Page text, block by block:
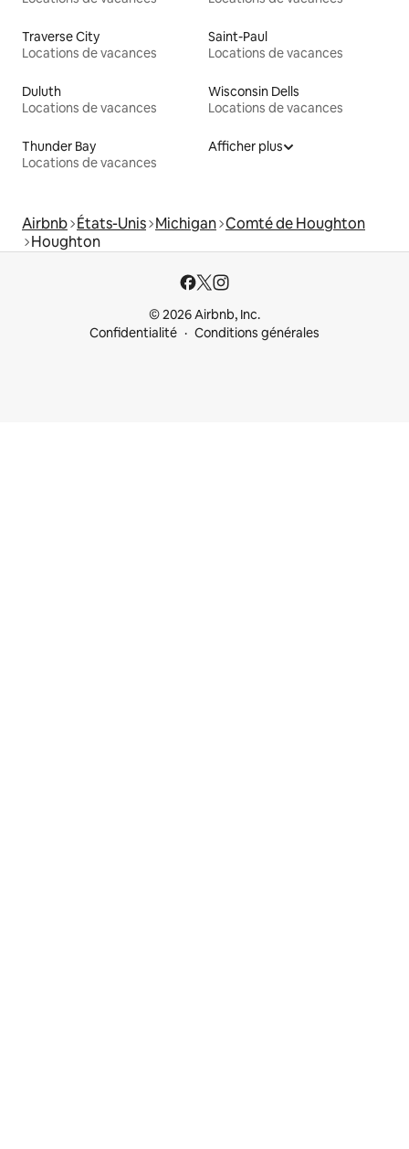
Traverse City
Locations de vacances
Saint-Paul
Locations de vacances
Duluth
Locations de vacances
Wisconsin Dells
Locations de vacances
Thunder Bay
Locations de vacances
Afficher plus
Airbnb États-Unis Michigan Comté de Houghton
Houghton
© 2026 Airbnb, Inc.
Confidentialité
Conditions générales